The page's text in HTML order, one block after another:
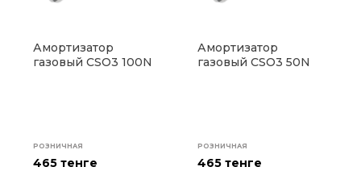
Амортизатор
газовый CSO3 100N
РОЗНИЧНАЯ
465 тенге
Амортизатор
газовый CSO3 50N
РОЗНИЧНАЯ
465 тенге